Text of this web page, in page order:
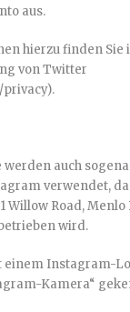
aus.
hierzu finden Sie
von Twitter
werden auch
verwendet,
Willow Road, Menlo
wird.
einem Instagram-
Kamera“